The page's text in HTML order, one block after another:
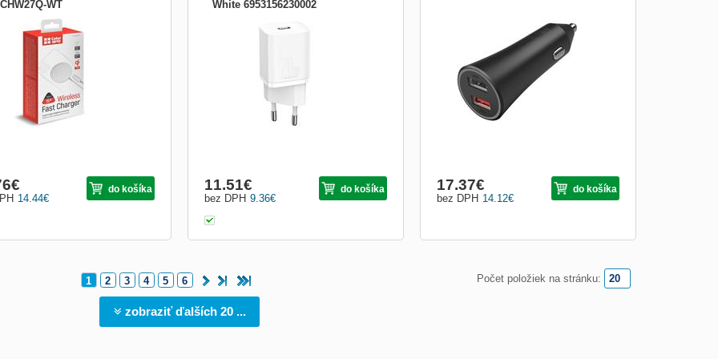
WT
is designed for faster and more
charging of iPhone 12 series
and accessories compatible
Apple MagSafe ecosystem.
chip for safe use: auto shutdown
the smartphone
14.44€
€ do košíka
White 6953156230002
designově velmi povedená nabíječka s
jedním USB-C výstupem a výkonem 20W
9.36€
bez DPH
11.51€ do košíka
dvou zařízení současně. Vstup: 12V-24V;
4A výstup: USB1: 5V-2A; USB2: 5V-3A, 9V-
3A,12V-2.25A,20V-1.35A výkon: 27W
rozměry produktu: 7.47 x 3.08 x 3.08 cm
14.12€
bez DPH
17.37€ do košíka
Počet položiek na stránku:
1 2 3 4 5 6
zobraziť ďalších 20 ...